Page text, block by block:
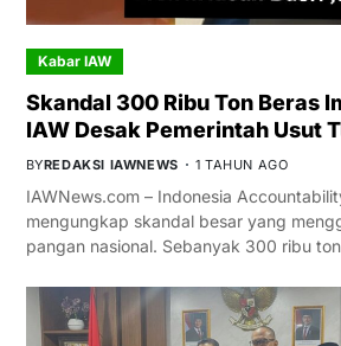
Kabar IAW
Skandal 300 Ribu Ton Beras
IAW Desak Pemerintah Usut
BYREDAKSI IAWNEWS 1 TAHUN AGO
IAWNews.com – Indonesia
mengungkap skandal besar yang
pangan nasional. Sebanyak 300 ribu